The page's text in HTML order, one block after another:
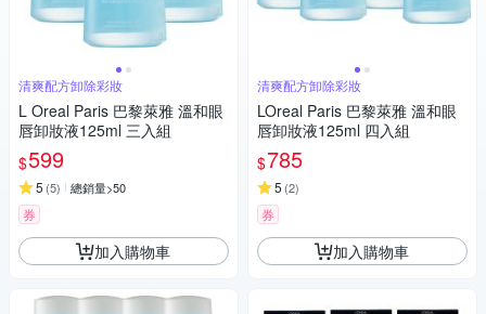
清爽配方卸除彩妝
L Oreal Paris 巴黎萊雅 溫和眼
唇卸妝液125ml 三入組
$599
5 (5) 總銷量>50
券
加入購物車
清爽配方卸除彩妝
LOreal Paris 巴黎萊雅 溫和眼
唇卸妝液125ml 四入組
$785
5 (2)
券
加入購物車